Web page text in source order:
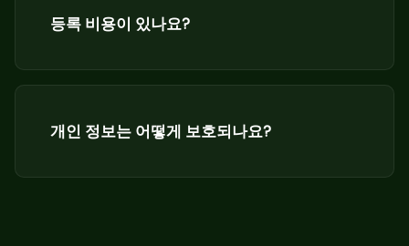
등록 비용이 있나요?
개인 정보는 어떻게 보호되나요?